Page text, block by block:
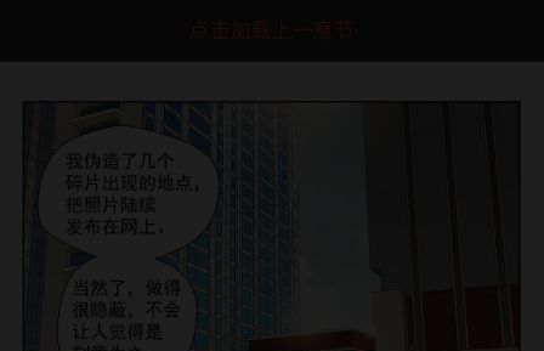
点击加载上一章节